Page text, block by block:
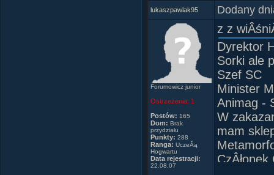
lukaszpawlak95 Dodany
Forumowicz junior
Ostrzeżenia: 1
Postów: 165
Dom: Brak
przydziału
Punkty: 288
Ranga: UczeĂą
Hogwartu
Data rejestracji:
22.08.07
z z
Dyrektor
Sorki ale
Szef SC
Minister
Animag -
W
mam